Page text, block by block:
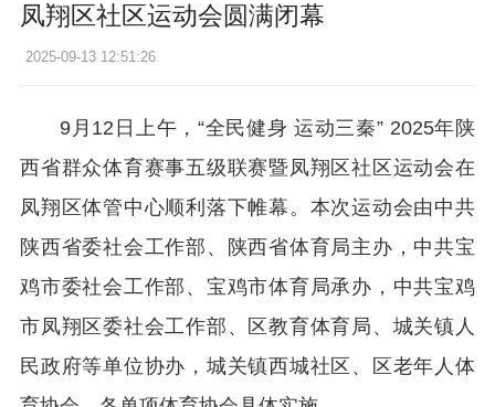
凤翔区社区运动会圆满闭幕
2025-09-13 12:51:26
9月12日上午，“全民健身 运动三秦” 2025年陕
西省群众体育赛事五级联赛暨凤翔区社区运动会在
凤翔区体管中心顺利落下帷幕。本次运动会由中共
陕西省委社会工作部、陕西省体育局主办，中共宝
鸡市委社会工作部、宝鸡市体育局承办，中共宝鸡
市凤翔区委社会工作部、区教育体育局、城关镇人
民政府等单位协办，城关镇西城社区、区老年人体